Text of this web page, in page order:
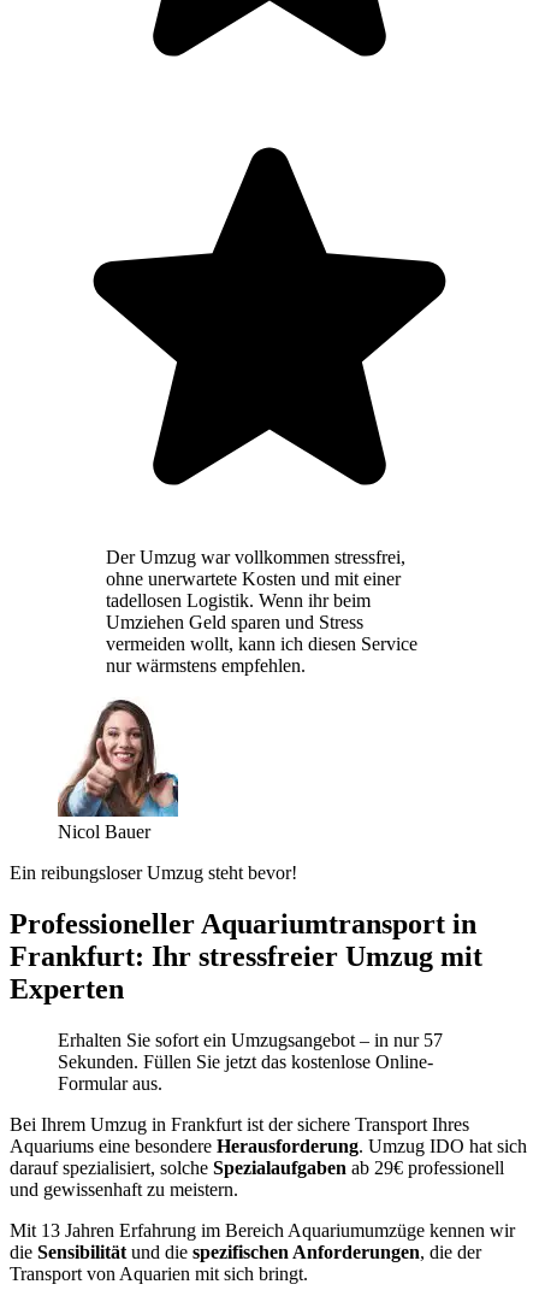
Der Umzug war vollkommen stressfrei,
ohne unerwartete Kosten und mit einer
tadellosen Logistik. Wenn ihr beim
Umziehen Geld sparen und Stress
vermeiden wollt, kann ich diesen Service
nur wärmstens empfehlen.
Nicol Bauer
Ein reibungsloser Umzug steht bevor!
Professioneller Aquariumtransport in
Frankfurt: Ihr stressfreier Umzug mit
Experten
Erhalten Sie sofort ein Umzugsangebot – in nur 57
Sekunden. Füllen Sie jetzt das kostenlose Online-
Formular aus.
Bei Ihrem Umzug in Frankfurt ist der sichere Transport Ihres
Aquariums eine besondere Herausforderung. Umzug IDO hat sich
darauf spezialisiert, solche Spezialaufgaben ab 29€ professionell
und gewissenhaft zu meistern.
Mit 13 Jahren Erfahrung im Bereich Aquariumumzüge kennen wir
die Sensibilität und die spezifischen Anforderungen, die der
Transport von Aquarien mit sich bringt.